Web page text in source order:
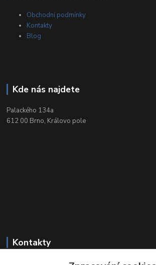
Obchodní podmínky
Kontakty
Blog
Kde nás najdete
Palackého 134a
612 00 Brno, Královo pole
Kontakty